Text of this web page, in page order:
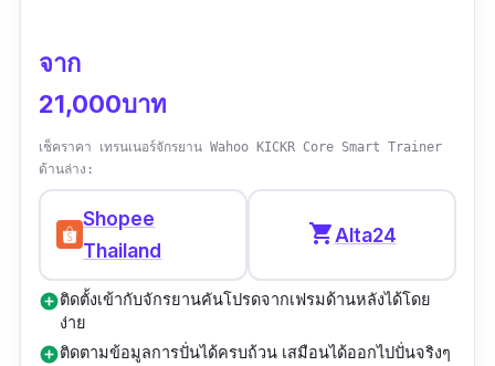
จาก
21,000บาท
เช็คราคา เทรนเนอร์จักรยาน Wahoo KICKR Core Smart Trainer
ด้านล่าง:
Shopee
Thailand
shopping_cartAlta24
add_circleติดตั้งเข้ากับจักรยานคันโปรดจากเฟรมด้านหลังได้โดย
ง่าย
add_circleติดตามข้อมูลการปั่นได้ครบถ้วน เสมือนได้ออกไปปั่นจริงๆ